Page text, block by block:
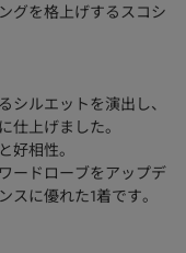
グを格上げするスコシ
ルエットを演出し、
上げました。
好相性。
ードローブをアップデ
に優れた1着です。